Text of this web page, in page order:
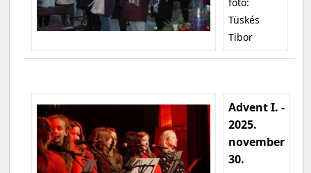
Tüskés
Tibor
Advent I. -
2025.
november
30.